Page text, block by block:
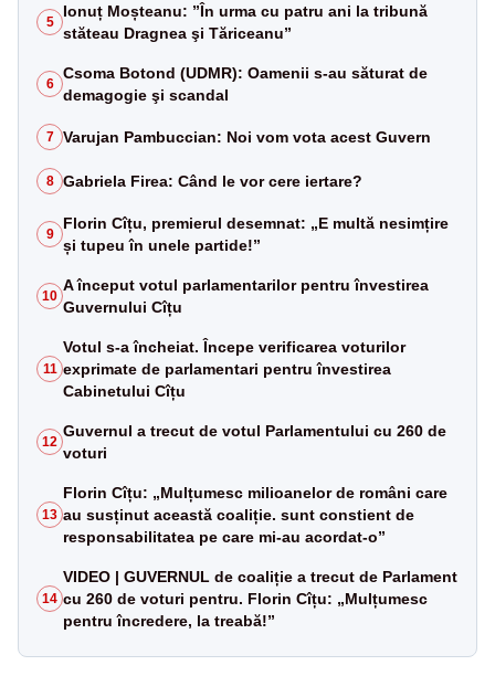
5
Ionuț Moșteanu: ”În urma cu patru ani la tribună
stăteau Dragnea şi Tăriceanu”
6
Csoma Botond (UDMR): Oamenii s-au săturat de
demagogie şi scandal
7 Varujan Pambuccian: Noi vom vota acest Guvern
8 Gabriela Firea: Când le vor cere iertare?
9
Florin Cîțu, premierul desemnat: „E multă nesimțire
și tupeu în unele partide!”
10
A început votul parlamentarilor pentru învestirea
Guvernului Cîțu
11
Votul s-a încheiat. Începe verificarea voturilor
exprimate de parlamentari pentru învestirea
Cabinetului Cîțu
12
Guvernul a trecut de votul Parlamentului cu 260 de
voturi
13
Florin Cîțu: „Mulțumesc milioanelor de români care
au susținut această coaliție. sunt constient de
responsabilitatea pe care mi-au acordat-o”
14
VIDEO | GUVERNUL de coaliție a trecut de Parlament
cu 260 de voturi pentru. Florin Cîțu: „Mulțumesc
pentru încredere, la treabă!”